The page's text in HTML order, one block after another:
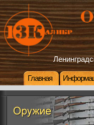
Главная